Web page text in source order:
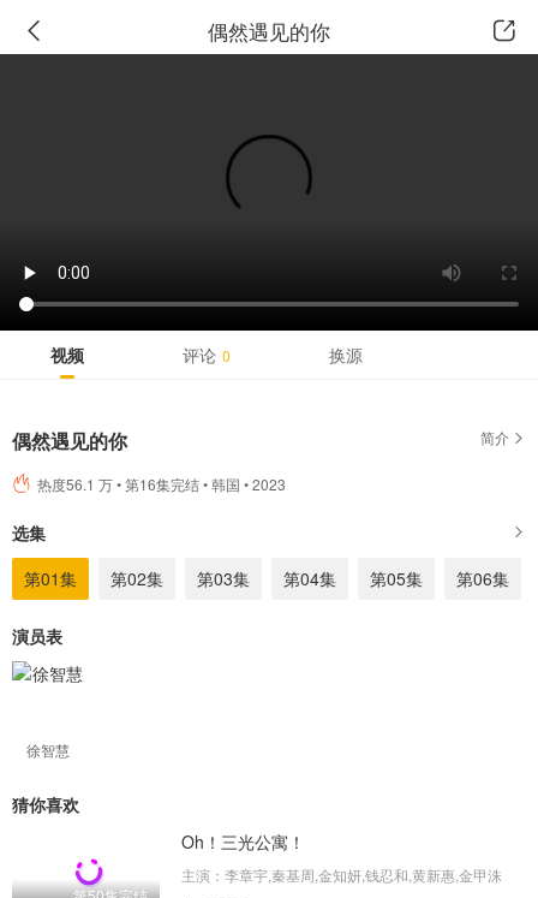
偶然遇见的你 广告
视频 评论 0 换源
偶然遇见的你 简介
热度56.1 万 • 第16集完结 • 韩国 • 2023
选集
第01集
第02集 第03集 第04集 第05集 第06集
演员表
徐智慧
猜你喜欢
Oh！三光公寓！
主演：李章宇,秦基周,金知妍,钱忍和,黄新惠,金甲洙